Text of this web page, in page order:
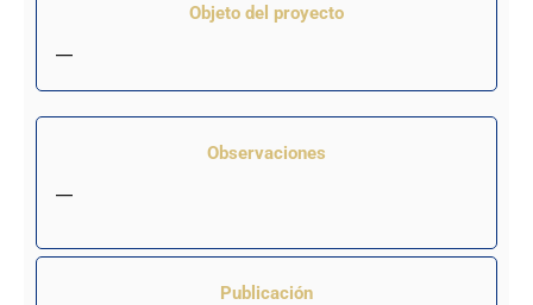
Objeto del proyecto
—
Observaciones
—
Publicación